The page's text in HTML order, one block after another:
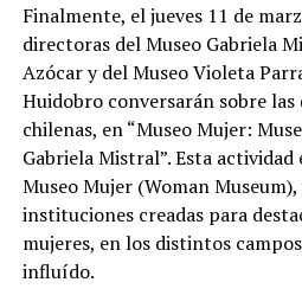
Finalmente, el jueves 11 de
directoras del Museo Gabriela
Azócar y del Museo Violeta
Huidobro conversarán sobre
chilenas, en “Museo Mujer:
Gabriela Mistral”. Esta
Museo Mujer (Woman
instituciones creadas para
mujeres, en los distintos
influído.